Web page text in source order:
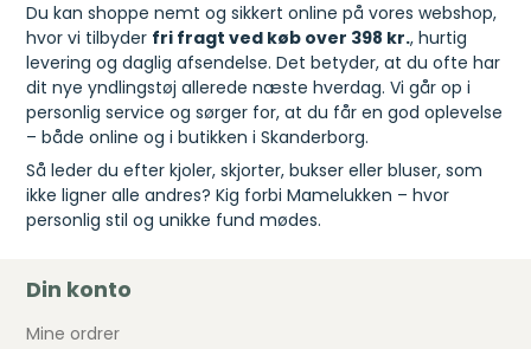
Du kan shoppe nemt og sikkert online på vores webshop,
hvor vi tilbyder fri fragt ved køb over 398 kr., hurtig
levering og daglig afsendelse. Det betyder, at du ofte har
dit nye yndlingstøj allerede næste hverdag. Vi går op i
personlig service og sørger for, at du får en god oplevelse
– både online og i butikken i Skanderborg.
Så leder du efter kjoler, skjorter, bukser eller bluser, som
ikke ligner alle andres? Kig forbi Mamelukken – hvor
personlig stil og unikke fund mødes.
Din konto
Mine ordrer